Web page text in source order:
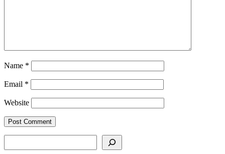
Name *
Email *
Website